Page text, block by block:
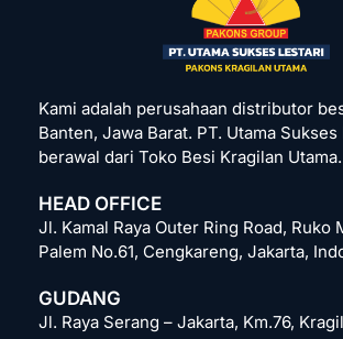
Kami adalah perusahaan distributor
Banten, Jawa Barat. PT. Utama Sukses
berawal dari Toko Besi Kragilan Utama.
HEAD OFFICE
Jl. Kamal Raya Outer Ring Road, Ruko
Palem No.61, Cengkareng, Jakarta,
GUDANG
Jl. Raya Serang – Jakarta, Km.76,